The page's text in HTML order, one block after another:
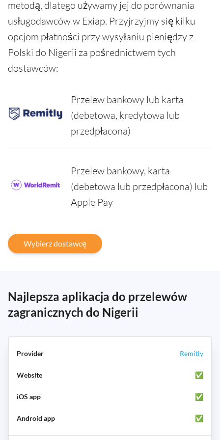
metodą, dlatego używamy jej do porównania
usługodawców w Exiap. Przyjrzyjmy się kilku
opcjom płatności przy wysyłaniu pieniędzy z
Polski do Nigerii za pośrednictwem tych
dostawców:
Przelew bankowy lub karta
(debetowa, kredytowa lub
przedpłacona)
Przelew bankowy, karta
(debetowa lub przedpłacona) lub
Apple Pay
Wybierz dostawcę
Najlepsza aplikacja do przelewów
zagranicznych do Nigerii
Remitly
✅
✅
✅